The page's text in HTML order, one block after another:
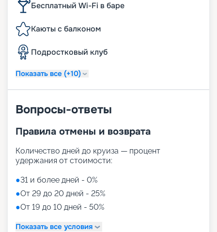
Бесплатный Wi-Fi в баре
Каюты с балконом
Подростковый клуб‎
Показать все (+10)
Вопросы-ответы
Правила отмены и возврата
Количество дней до круиза — процент
удержания от стоимости:
●31 и более дней - 0%
●От 29 до 20 дней - 25%
●От 19 до 10 дней - 50%
Показать все условия